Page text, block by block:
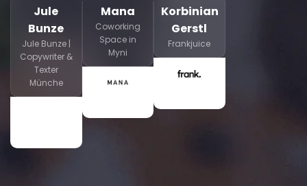
Jule
Bunze
Jule Bunze |
Copywriter &
Texter
Münche
Mana
Coworking
Space in
Myni
Korbinian
Gerstl
Frankjuice